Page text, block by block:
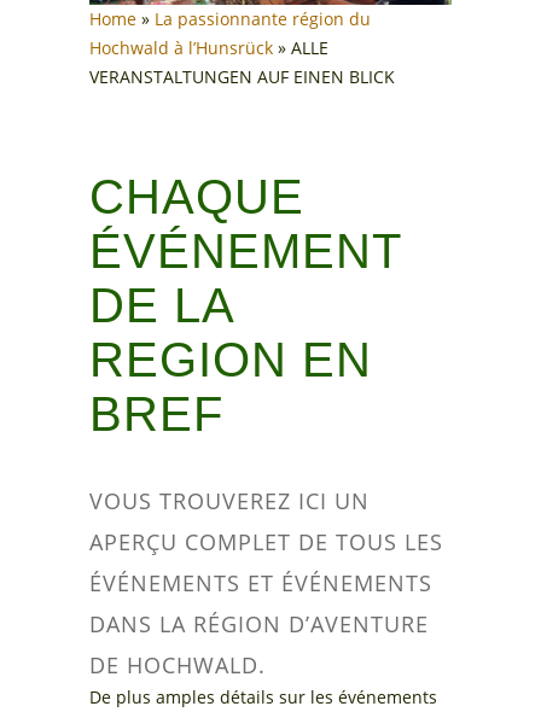
Home » La passionnante région du
Hochwald à l’Hunsrück » ALLE
VERANSTALTUNGEN AUF EINEN BLICK
CHAQUE
ÉVÉNEMENT
DE LA
REGION EN
BREF
VOUS TROUVEREZ ICI UN
APERÇU COMPLET DE TOUS LES
ÉVÉNEMENTS ET ÉVÉNEMENTS
DANS LA RÉGION D’AVENTURE
DE HOCHWALD.
De plus amples détails sur les événements